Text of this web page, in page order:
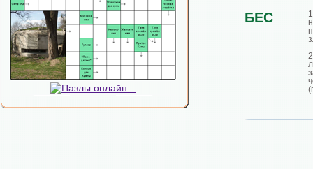
БЕС